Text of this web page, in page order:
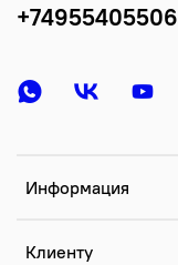
Информация
Клиенту
+74955405506